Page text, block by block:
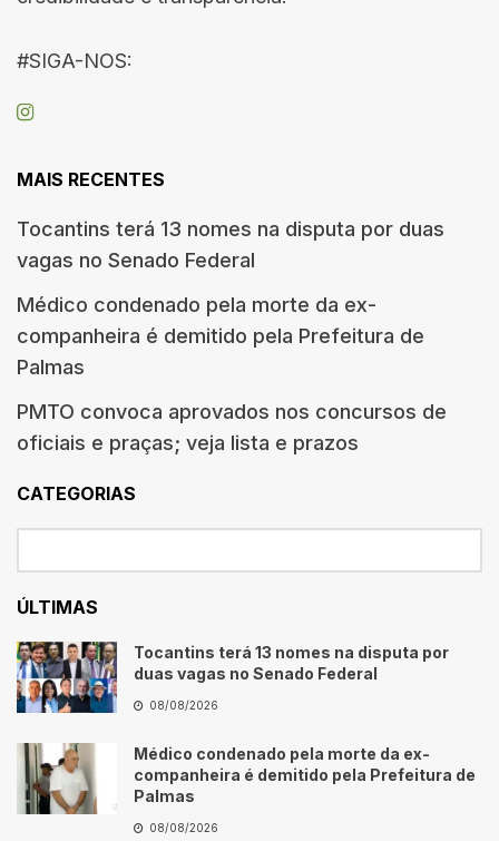
#SIGA-NOS:
MAIS RECENTES
Tocantins terá 13 nomes na disputa por duas
vagas no Senado Federal
Médico condenado pela morte da ex-
companheira é demitido pela Prefeitura de
Palmas
PMTO convoca aprovados nos concursos de
oficiais e praças; veja lista e prazos
CATEGORIAS
ÚLTIMAS
Tocantins terá 13 nomes na disputa por
duas vagas no Senado Federal
08/08/2026
Médico condenado pela morte da ex-
companheira é demitido pela Prefeitura de
Palmas
08/08/2026